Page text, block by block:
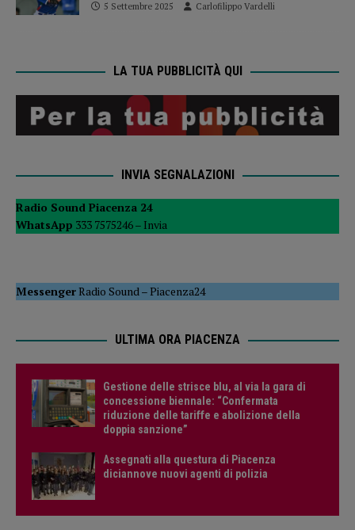
5 Settembre 2025 Carlofilippo Vardelli
LA TUA PUBBLICITÀ QUI
INVIA SEGNALAZIONI
Radio Sound Piacenza 24
WhatsApp 333 7575246 – Invia
MessengerRadio Sound –Piacenza24
ULTIMA ORA PIACENZA
Gestione delle strisce blu, al via la gara di
concessione biennale: “Confermata
riduzione delle tariffe e abolizione della
doppia sanzione”
Assegnati alla questura di Piacenza
diciannove nuovi agenti di polizia